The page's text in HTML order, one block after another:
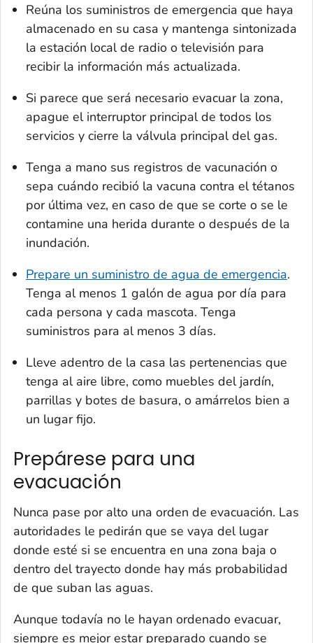
Reúna los suministros de emergencia que haya
almacenado en su casa y mantenga sintonizada
la estación local de radio o televisión para
recibir la información más actualizada.
Si parece que será necesario evacuar la zona,
apague el interruptor principal de todos los
servicios y cierre la válvula principal del gas.
Tenga a mano sus registros de vacunación o
sepa cuándo recibió la vacuna contra el tétanos
por última vez, en caso de que se corte o se le
contamine una herida durante o después de la
inundación.
Prepare un suministro de agua de emergencia.
Tenga al menos 1 galón de agua por día para
cada persona y cada mascota. Tenga
suministros para al menos 3 días.
Lleve adentro de la casa las pertenencias que
tenga al aire libre, como muebles del jardín,
parrillas y botes de basura, o amárrelos bien a
un lugar fijo.
Prepárese para una
evacuación
Nunca pase por alto una orden de evacuación. Las
autoridades le pedirán que se vaya del lugar
donde esté si se encuentra en una zona baja o
dentro del trayecto donde hay más probabilidad
de que suban las aguas.
Aunque todavía no le hayan ordenado evacuar,
siempre es mejor estar preparado cuando se